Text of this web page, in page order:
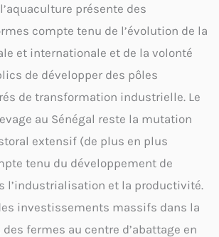
présente des
compte tenu de l’évolution de la
et internationale et de la volonté
de développer des pôles
de transformation industrielle. Le
au Sénégal reste la mutation
extensif (de plus en plus
tenu du développement de
l’industrialisation et la productivité.
investissements massifs dans la
fermes au centre d’abattage en